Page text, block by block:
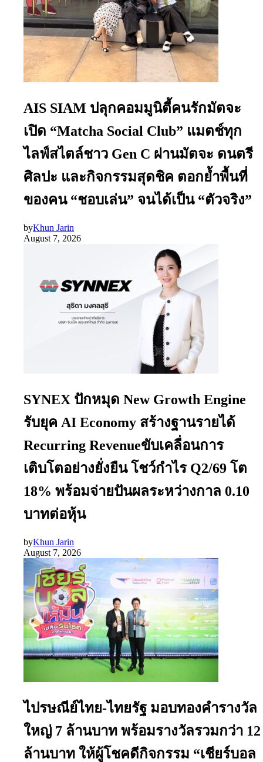
AIS SIAM ปลุกคอมมูนิตี้คนรักมัตจะ
เปิด “Matcha Social Club” แมตช์ทุก
ไลฟ์สไตล์ชาว Gen C ผ่านมัตจะ ดนตรี
ศิลปะ และกิจกรรมสุดชิค ตอกย้ำพื้นที่
ของคน “ชอบเล่น” จนได้เป็น “ตัวจริง”
byKhun Jarin
August 7, 2026
SYNEX ปักหมุด New Growth Engine
รับยุค AI Economy สร้างฐานรายได้
Recurring Revenueขับเคลื่อนการ
เติบโตอย่างยั่งยืน โชว์กำไร Q2/69 โต
18% พร้อมจ่ายปันผลระหว่างกาล 0.10
บาทต่อหุ้น
byKhun Jarin
August 7, 2026
ไปรษณีย์ไทย-ไทยรัฐ มอบทองคำรางวัล
ใหญ่ 7 ล้านบาท พร้อมรางวัลรวมกว่า 12
ล้านบาท ให้ผู้โชคดีกิจกรรม “เชียร์บอล